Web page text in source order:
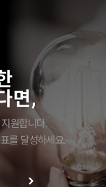
면,
원합니다.
를 달성하세요.